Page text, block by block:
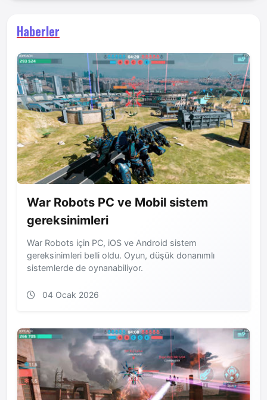
Haberler
War Robots PC ve Mobil sistem
gereksinimleri
War Robots için PC, iOS ve Android sistem
gereksinimleri belli oldu. Oyun, düşük donanımlı
sistemlerde de oynanabiliyor.
04 Ocak 2026